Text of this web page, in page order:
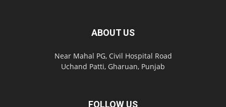
ABOUT US
Near Mahal PG, Civil Hospital Road
Uchand Patti, Gharuan, Punjab
FOLLOW US